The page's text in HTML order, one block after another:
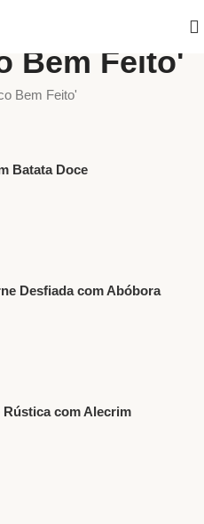
Bem Feito'
Bem Feito'
Batata Doce
Desfiada com Abóbora
Rústica com Alecrim